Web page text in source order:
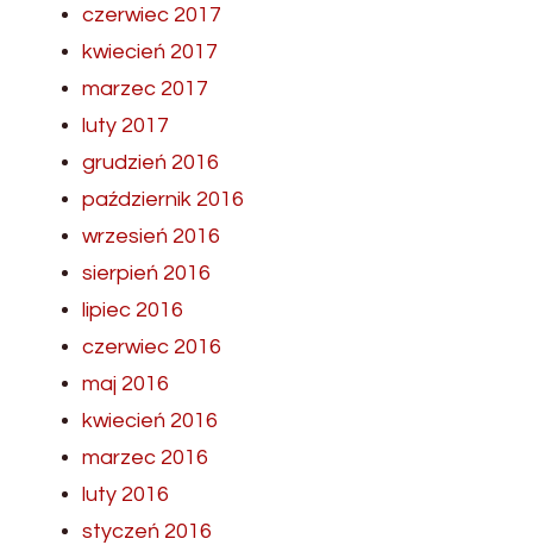
czerwiec 2017
kwiecień 2017
marzec 2017
luty 2017
grudzień 2016
październik 2016
wrzesień 2016
sierpień 2016
lipiec 2016
czerwiec 2016
maj 2016
kwiecień 2016
marzec 2016
luty 2016
styczeń 2016